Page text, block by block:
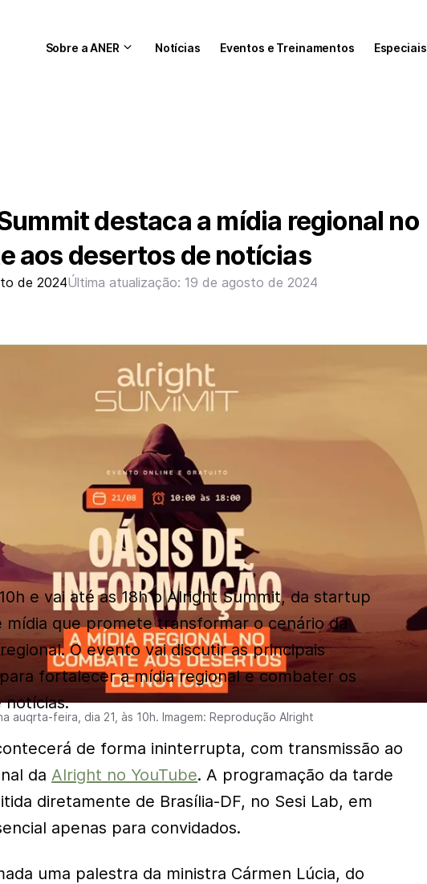
Sobre a ANER Notícias Eventos e Treinamentos Especiais
destaca a mídia regional no
aos desertos de notícias
de 2024Última atualização: 19 de agosto de 2024
auqrta-feira, dia 21, às 10h. Imagem: Reprodução Alright
e vai até as 18h o Alright Summit, da startup
mídia que promete transformar o cenário da
O evento vai discutir as principais
fortalecer a mídia regional e combater os
notícias.
de forma ininterrupta, com transmissão ao
daAlright no YouTube. A programação da tarde
diretamente de Brasília-DF, no Sesi Lab, em
apenas para convidados.
uma palestra da ministra Cármen Lúcia, do